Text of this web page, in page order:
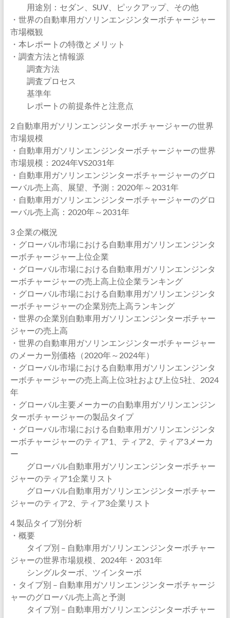
用途別：セダン、SUV、ピックアップ、その他
・世界の自動車用ガソリンエンジンターボチャージャー
市場概観
・本レポートの特徴とメリット
・調査方法と情報源
調査方法
調査プロセス
基準年
レポートの前提条件と注意点
2 自動車用ガソリンエンジンターボチャージャーの世界
市場規模
・自動車用ガソリンエンジンターボチャージャーの世界
市場規模：2024年VS2031年
・自動車用ガソリンエンジンターボチャージャーのグロ
ーバル売上高、展望、予測：2020年～2031年
・自動車用ガソリンエンジンターボチャージャーのグロ
ーバル売上高：2020年～2031年
3 企業の概況
・グローバル市場における自動車用ガソリンエンジンタ
ーボチャージャー上位企業
・グローバル市場における自動車用ガソリンエンジンタ
ーボチャージャーの売上高上位企業ランキング
・グローバル市場における自動車用ガソリンエンジンタ
ーボチャージャーの企業別売上高ランキング
・世界の企業別自動車用ガソリンエンジンターボチャー
ジャーの売上高
・世界の自動車用ガソリンエンジンターボチャージャー
のメーカー別価格（2020年～2024年）
・グローバル市場における自動車用ガソリンエンジンタ
ーボチャージャーの売上高上位3社および上位5社、2024
年
・グローバル主要メーカーの自動車用ガソリンエンジン
ターボチャージャーの製品タイプ
・グローバル市場における自動車用ガソリンエンジンタ
ーボチャージャーのティア1、ティア2、ティア3メーカ
ー
グローバル自動車用ガソリンエンジンターボチャー
ジャーのティア1企業リスト
グローバル自動車用ガソリンエンジンターボチャー
ジャーのティア2、ティア3企業リスト
4 製品タイプ別分析
・概要
タイプ別 – 自動車用ガソリンエンジンターボチャー
ジャーの世界市場規模、2024年・2031年
シングルターボ、ツインターボ
・タイプ別 – 自動車用ガソリンエンジンターボチャージ
ャーのグローバル売上高と予測
タイプ別 – 自動車用ガソリンエンジンターボチャー